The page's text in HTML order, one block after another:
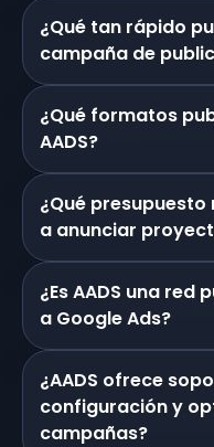
¿Qué tan rápido
campaña de
¿Qué formatos
AADS?
¿Qué
a anunciar
¿Es AADS una
a Google Ads?
¿AADS ofrece
configuración y
campañas?